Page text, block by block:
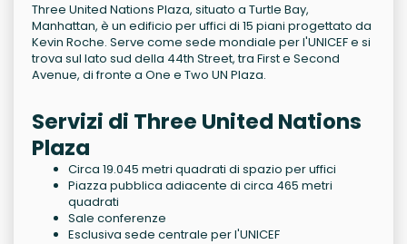
Three United Nations Plaza, situato a Turtle Bay,
Manhattan, è un edificio per uffici di 15 piani progettato da
Kevin Roche. Serve come sede mondiale per l'UNICEF e si
trova sul lato sud della 44th Street, tra First e Second
Avenue, di fronte a One e Two UN Plaza.
Servizi di Three United Nations
Plaza
Circa 19.045 metri quadrati di spazio per uffici
Piazza pubblica adiacente di circa 465 metri
quadrati
Sale conferenze
Esclusiva sede centrale per l'UNICEF